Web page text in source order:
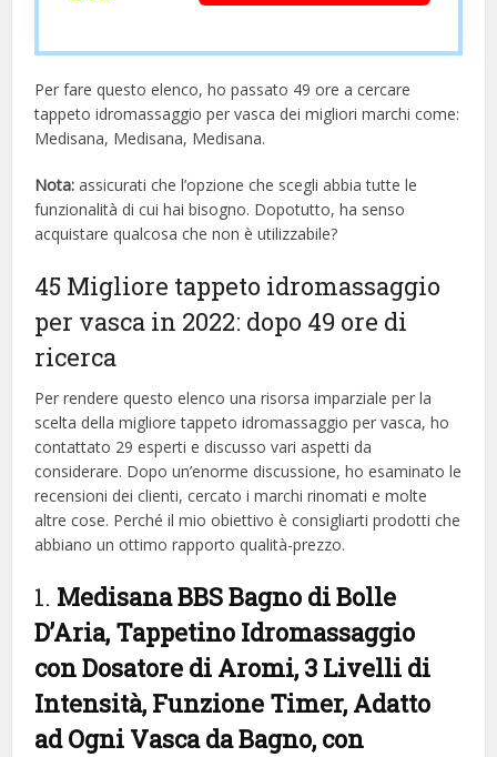
Per fare questo elenco, ho passato 49 ore a cercare
tappeto idromassaggio per vasca dei migliori marchi come:
Medisana, Medisana, Medisana.
Nota: assicurati che l’opzione che scegli abbia tutte le
funzionalità di cui hai bisogno. Dopotutto, ha senso
acquistare qualcosa che non è utilizzabile?
45 Migliore tappeto idromassaggio
per vasca in 2022: dopo 49 ore di
ricerca
Per rendere questo elenco una risorsa imparziale per la
scelta della migliore tappeto idromassaggio per vasca, ​​ho
contattato 29 esperti e discusso vari aspetti da
considerare. Dopo un’enorme discussione, ho esaminato le
recensioni dei clienti, cercato i marchi rinomati e molte
altre cose. Perché il mio obiettivo è consigliarti prodotti che
abbiano un ottimo rapporto qualità-prezzo.
1. Medisana BBS Bagno di Bolle
D’Aria, Tappetino Idromassaggio
con Dosatore di Aromi, 3 Livelli di
Intensità, Funzione Timer, Adatto
ad Ogni Vasca da Bagno, con